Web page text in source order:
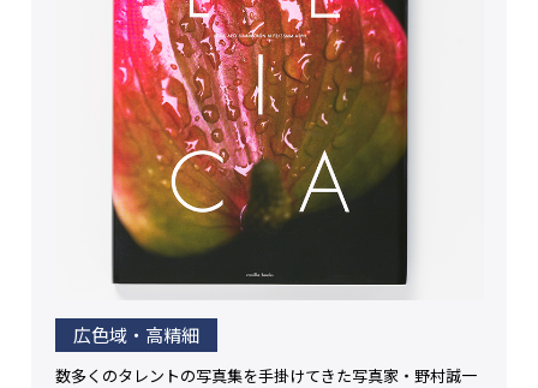
広色域・高精細
数多くのタレントの写真集を手掛けてきた写真家・野村誠一